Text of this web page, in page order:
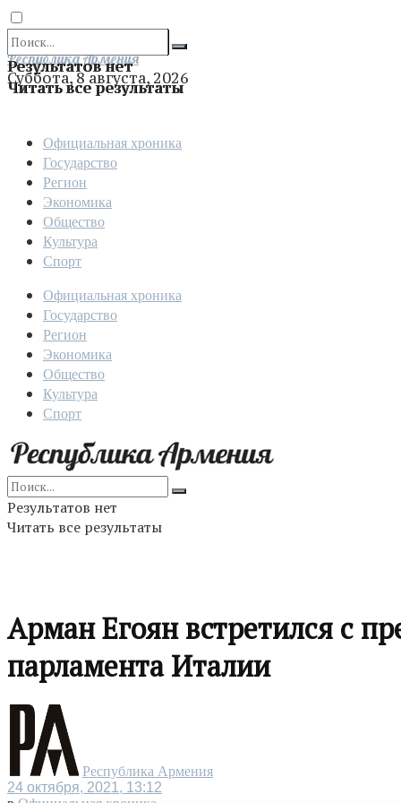
Результатов нет
Читать все результаты
Отправить
Республика Армения
Суббота, 8 августа, 2026
Официальная хроника
Государство
Регион
Экономика
Общество
Культура
Спорт
Официальная хроника
Государство
Регион
Экономика
Общество
Культура
Спорт
Результатов нет
Читать все результаты
Арман Егоян встретился с
парламента Италии
Республика Армения
24 октября, 2021, 13:12